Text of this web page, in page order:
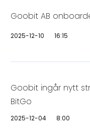
Goobit AB
2025-12-10 16:15
Goobit ingår nytt
BitGo
2025-12-04 8:00